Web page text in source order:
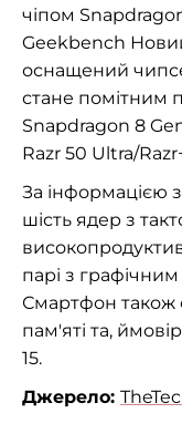
чіпом
Geekbench
оснащений
стане помітним
Snapdragon 8
Razr 50 Ultra/
За інформацією
шість ядер з
парі з
Смартфон також
пам'яті та,
15.
Джерело: